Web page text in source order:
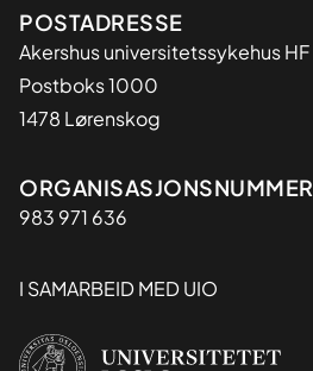
Adresse
POSTADRESSE
Akershus universitetssykehus HF
Postboks 1000
1478 Lørenskog
Organisasjon
ORGANISASJONSNUMMER
983 971 636
I SAMARBEID MED UIO